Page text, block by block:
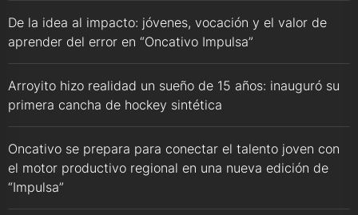
De la idea al impacto: jóvenes, vocación y el valor de
aprender del error en “Oncativo Impulsa”
Arroyito hizo realidad un sueño de 15 años: inauguró su
primera cancha de hockey sintética
Oncativo se prepara para conectar el talento joven con
el motor productivo regional en una nueva edición de
“Impulsa”